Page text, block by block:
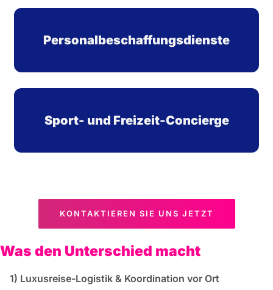
Personalbeschaffungsdienste
Sport- und Freizeit-Concierge
KONTAKTIEREN SIE UNS JETZT
Was den Unterschied macht
1) Luxusreise-Logistik & Koordination vor Ort